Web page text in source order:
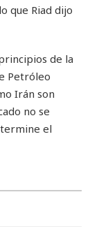
que Riad dijo
de la
Petróleo
Irán son
no se
el